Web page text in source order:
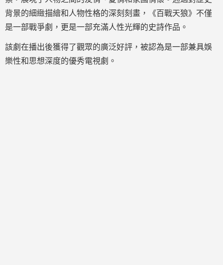
背景的細緻描繪和人物性格的深刻刻畫，《百戰天狼》不僅
是一部戰爭劇，更是一部充滿人性光輝的史詩作品。
該劇在播出後獲得了觀眾的廣泛好評，被認為是一部兼具娛
樂性和思想深度的優秀電視劇。